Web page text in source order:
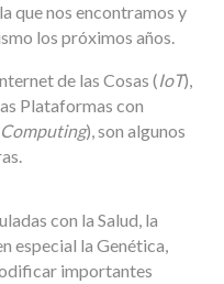
que nos encontramos y
los próximos años.
de las Cosas (IoT),
Plataformas con
), son algunos
con la Salud, la
especial la Genética,
importantes